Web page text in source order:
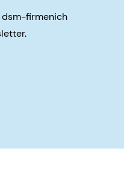
dsm-firmenich